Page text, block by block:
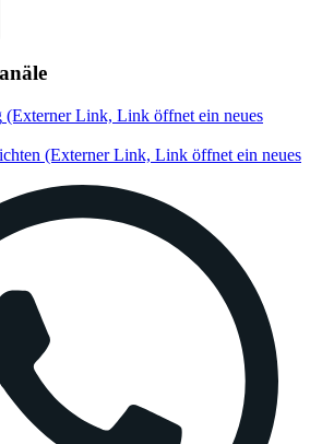
(Externer Link, Link öffnet ein neues
(Externer Link, Link öffnet ein neues